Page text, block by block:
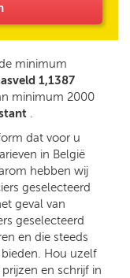
minimum
1,1387
minimum 2000
.
dat voor u
in België
hebben wij
geselecteerd
geval van
geselecteerd
en die steeds
Hou uzelf
en schrijf in